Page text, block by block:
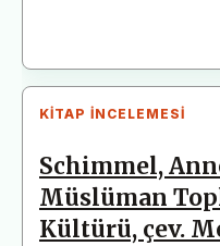
KITAP İNCELEMESI
Schimmel,
Müslüman
Kültürü, çev.